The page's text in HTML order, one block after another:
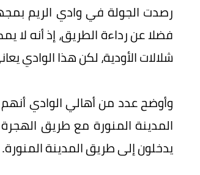
رصدت الجولة في وادي الريم
فضلا عن رداءة الطريق، إذ أنه
شلالات الأودية، لكن هذا الوادي
وأوضح عدد من أهالي الوادي
المدينة المنورة مع طريق
يدخلون إلى طريق المدينة المنورة.